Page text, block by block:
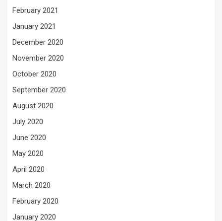
February 2021
January 2021
December 2020
November 2020
October 2020
September 2020
August 2020
July 2020
June 2020
May 2020
April 2020
March 2020
February 2020
January 2020